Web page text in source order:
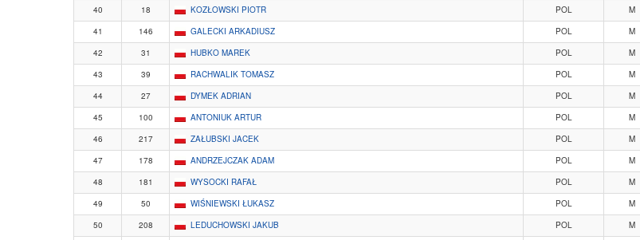
40
18 KOZŁOWSKI PIOTR POL M
41
146 GALECKI ARKADIUSZ POL M
42
31 HUBKO MAREK POL M
43
39 RACHWALIK TOMASZ POL M
44
27 DYMEK ADRIAN POL M
45
100 ANTONIUK ARTUR POL M
46
217 ZAŁUBSKI JACEK POL M
47
178 ANDRZEJCZAK ADAM POL M
48
181 WYSOCKI RAFAŁ POL M
49
50 WIŚNIEWSKI ŁUKASZ POL M
50
208 LEDUCHOWSKI JAKUB POL M